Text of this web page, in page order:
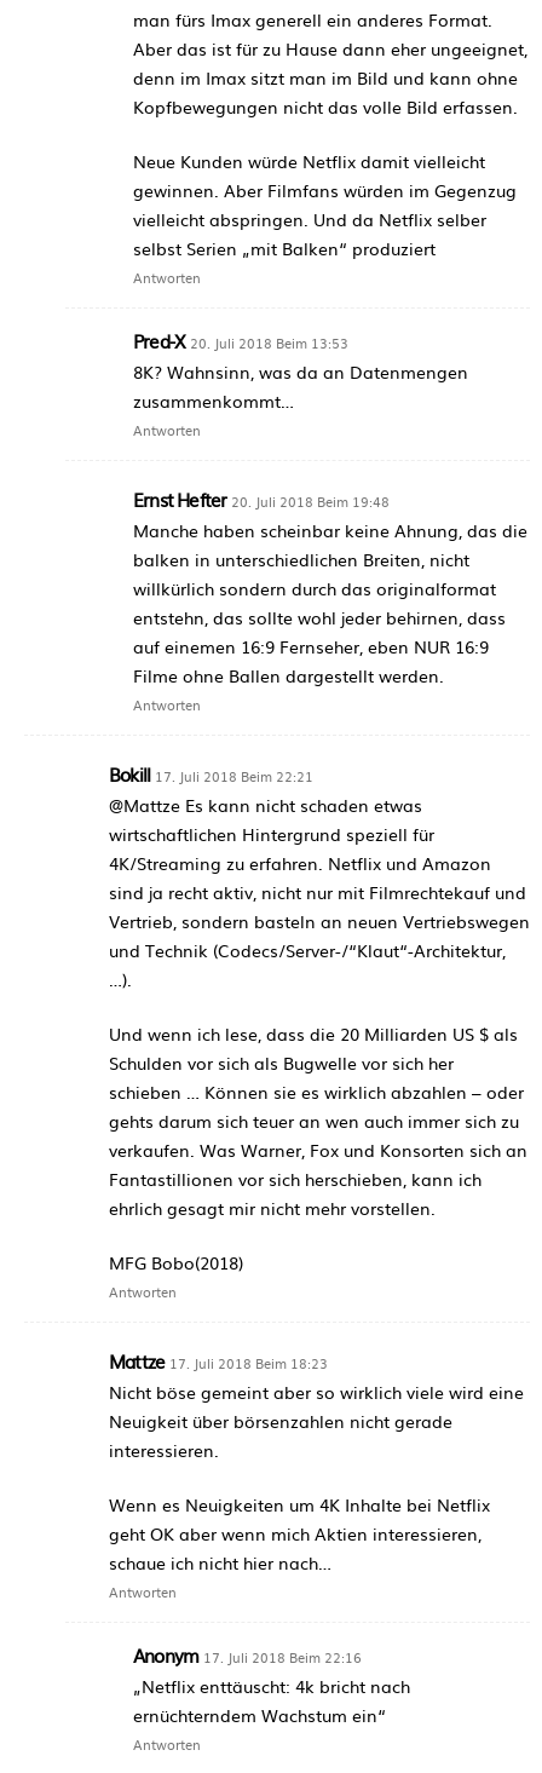
man fürs Imax generell ein anderes Format.
Aber das ist für zu Hause dann eher ungeeignet,
denn im Imax sitzt man im Bild und kann ohne
Kopfbewegungen nicht das volle Bild erfassen.
Neue Kunden würde Netflix damit vielleicht
gewinnen. Aber Filmfans würden im Gegenzug
vielleicht abspringen. Und da Netflix selber
selbst Serien „mit Balken“ produziert
Antworten
Pred-X 20. Juli 2018 Beim 13:53
8K? Wahnsinn, was da an Datenmengen
zusammenkommt…
Antworten
Ernst Hefter 20. Juli 2018 Beim 19:48
Manche haben scheinbar keine Ahnung, das die
balken in unterschiedlichen Breiten, nicht
willkürlich sondern durch das originalformat
entstehn, das sollte wohl jeder behirnen, dass
auf einemen 16:9 Fernseher, eben NUR 16:9
Filme ohne Ballen dargestellt werden.
Antworten
Bokill 17. Juli 2018 Beim 22:21
@Mattze Es kann nicht schaden etwas
wirtschaftlichen Hintergrund speziell für
4K/Streaming zu erfahren. Netflix und Amazon
sind ja recht aktiv, nicht nur mit Filmrechtekauf und
Vertrieb, sondern basteln an neuen Vertriebswegen
und Technik (Codecs/Server-/“Klaut“-Architektur,
…).
Und wenn ich lese, dass die 20 Milliarden US $ als
Schulden vor sich als Bugwelle vor sich her
schieben … Können sie es wirklich abzahlen – oder
gehts darum sich teuer an wen auch immer sich zu
verkaufen. Was Warner, Fox und Konsorten sich an
Fantastillionen vor sich herschieben, kann ich
ehrlich gesagt mir nicht mehr vorstellen.
MFG Bobo(2018)
Antworten
Mattze 17. Juli 2018 Beim 18:23
Nicht böse gemeint aber so wirklich viele wird eine
Neuigkeit über börsenzahlen nicht gerade
interessieren.
Wenn es Neuigkeiten um 4K Inhalte bei Netflix
geht OK aber wenn mich Aktien interessieren,
schaue ich nicht hier nach…
Antworten
Anonym 17. Juli 2018 Beim 22:16
„Netflix enttäuscht: 4k bricht nach
ernüchterndem Wachstum ein“
Antworten